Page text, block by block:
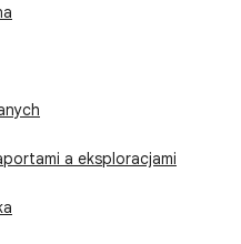
a eksploracjami